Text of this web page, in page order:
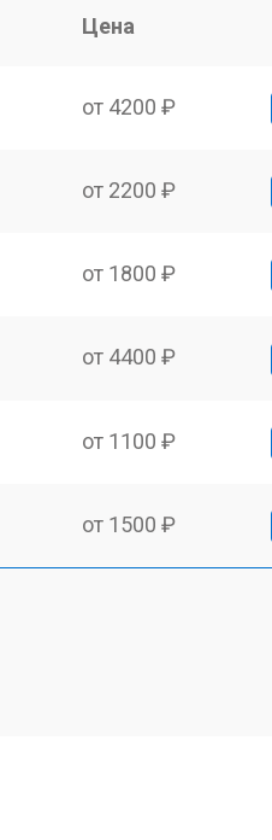
Цена
от 4200 ₽
от 2200 ₽
от 1800 ₽
от 4400 ₽
от 1100 ₽
от 1500 ₽